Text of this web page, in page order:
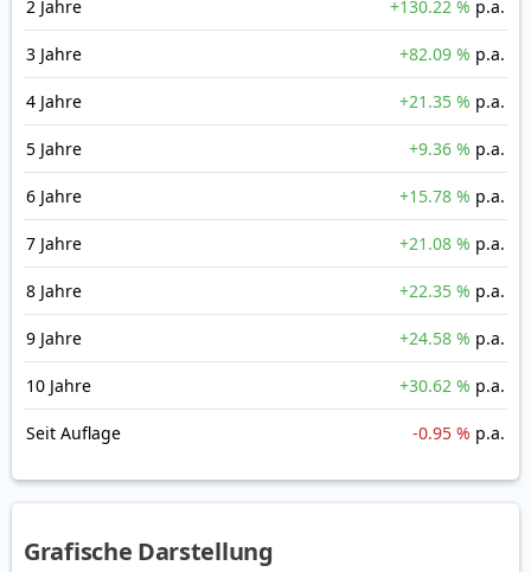
2 Jahre +130.22 % p.a.
3 Jahre +82.09 % p.a.
4 Jahre +21.35 % p.a.
5 Jahre +9.36 % p.a.
6 Jahre +15.78 % p.a.
7 Jahre +21.08 % p.a.
8 Jahre +22.35 % p.a.
9 Jahre +24.58 % p.a.
10 Jahre +30.62 % p.a.
Seit Auflage -0.95 % p.a.
Grafische Darstellung